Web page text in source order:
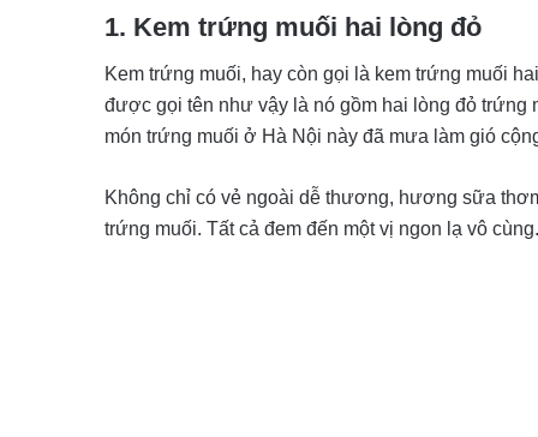
1. Kem trứng muối hai lòng đỏ
Kem trứng muối, hay còn gọi là kem trứng muối
được gọi tên như vậy là nó gồm hai lòng đỏ trứng
món trứng muối ở Hà Nội này đã mưa làm gió
Không chỉ có vẻ ngoài dễ thương, hương sữa
trứng muối. Tất cả đem đến một vị ngon lạ vô